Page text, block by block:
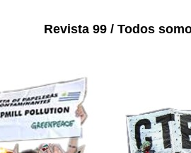
Revista 99 / Todos